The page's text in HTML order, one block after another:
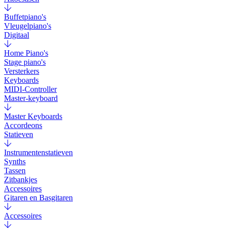
Buffetpiano's
Vleugelpiano's
Digitaal
Home Piano's
Stage piano's
Versterkers
Keyboards
MIDI-Controller
Master-keyboard
Master Keyboards
Accordeons
Statieven
Instrumentenstatieven
Synths
Tassen
Zitbankjes
Accessoires
Gitaren en Basgitaren
Accessoires